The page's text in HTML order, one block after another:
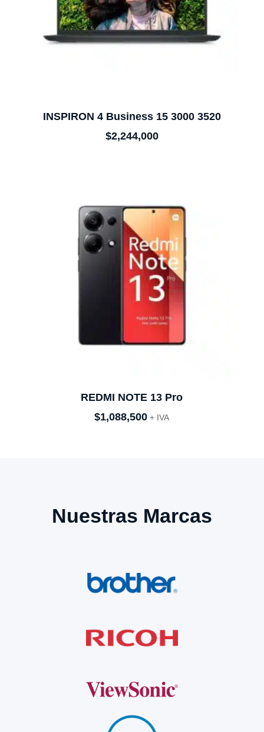
INSPIRON 4 Business 15 3000 3520
$2,244,000
REDMI NOTE 13 Pro
$1,088,500 + IVA
Nuestras Marcas